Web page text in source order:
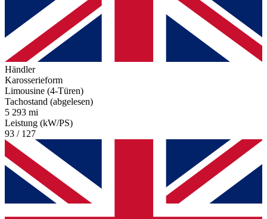
Händler
Karosserieform
Limousine (4-Türen)
Tachostand (abgelesen)
5 293 mi
Leistung (kW/PS)
93 / 127